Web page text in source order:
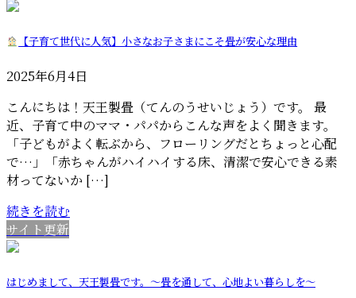
【子育て世代に人気】小さなお子さまにこそ畳が安心な理由
2025年6月4日
こんにちは！天王製畳（てんのうせいじょう）です。 最
近、子育て中のママ・パパからこんな声をよく聞きます。
「子どもがよく転ぶから、フローリングだとちょっと心配
で…」「赤ちゃんがハイハイする床、清潔で安心できる素
材ってないか […]
続きを読む
サイト更新
はじめまして、天王製畳です。〜畳を通して、心地よい暮らしを〜